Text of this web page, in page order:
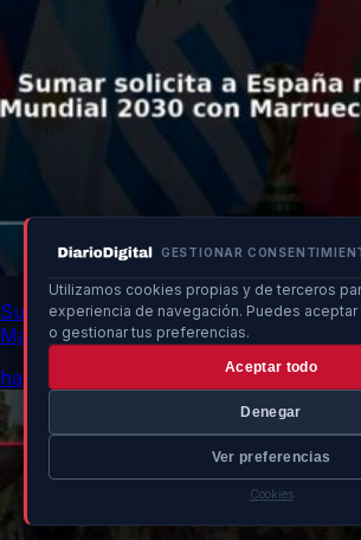
GESTIONAR
Utilizamos cookies propias y de terceros
experiencia de navegación. Puedes
o gestionar tus preferencias.
Aceptar todo
Denegar
Ver preferencias
Cookies
Sumar solicita a España renunciar al
Marruecos por Ceuta
hace 9h